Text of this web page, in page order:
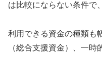
は比較にならない条件で
利用できる資金の種類も
（総合支援資金）、一時